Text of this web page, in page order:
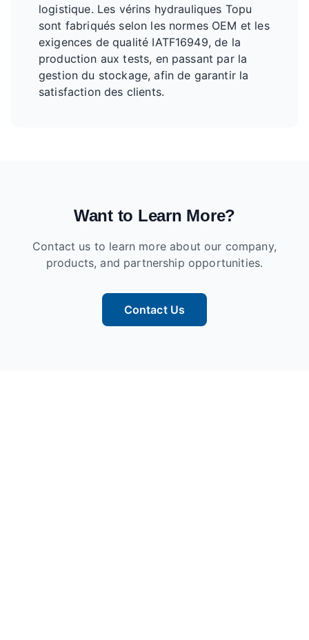
logistique. Les vérins hydrauliques Topu
sont fabriqués selon les normes OEM et les
exigences de qualité IATF16949, de la
production aux tests, en passant par la
gestion du stockage, afin de garantir la
satisfaction des clients.
Want to Learn More?
Contact us to learn more about our company,
products, and partnership opportunities.
Contact Us